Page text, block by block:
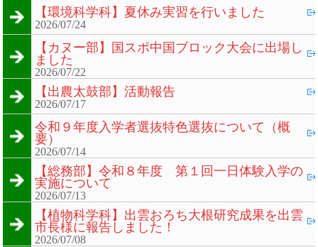
【環境科学科】夏休み実習を行いました
2026/07/24
【カヌー部】国スポ中国ブロック大会に出場し
ました
2026/07/22
【出農太鼓部】活動報告
2026/07/17
令和９年度入学者選抜特色選抜について（概
要）
2026/07/14
【総務部】令和８年度 第１回一日体験入学の
実施について
2026/07/13
【植物科学科】出雲おろち大根研究成果を出雲
市長様に報告しました！
2026/07/08